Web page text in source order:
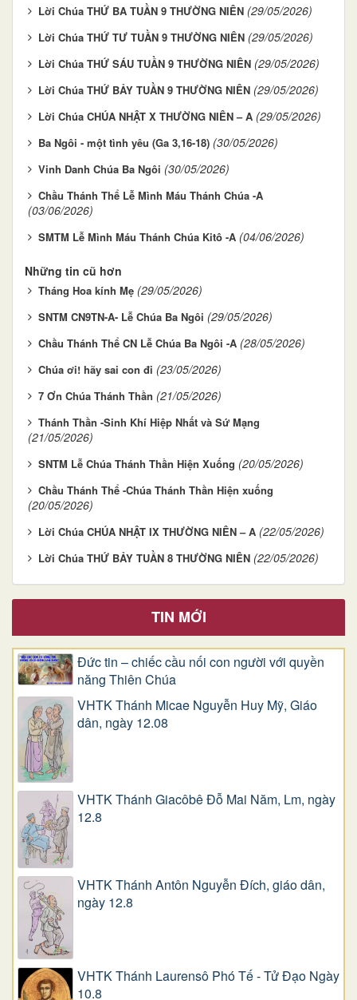
Lời Chúa THỨ BA TUẦN 9 THƯỜNG NIÊN (29/05/2026)
Lời Chúa THỨ TƯ TUẦN 9 THƯỜNG NIÊN (29/05/2026)
Lời Chúa THỨ SÁU TUẦN 9 THƯỜNG NIÊN (29/05/2026)
Lời Chúa THỨ BẢY TUẦN 9 THƯỜNG NIÊN (29/05/2026)
Lời Chúa CHÚA NHẬT X THƯỜNG NIÊN – A (29/05/2026)
Ba Ngôi - một tình yêu (Ga 3,16-18) (30/05/2026)
Vinh Danh Chúa Ba Ngôi (30/05/2026)
Chầu Thánh Thể Lễ Mình Máu Thánh Chúa -A
(03/06/2026)
SMTM Lễ Mình Máu Thánh Chúa Kitô -A (04/06/2026)
Những tin cũ hơn
Tháng Hoa kính Mẹ (29/05/2026)
SNTM CN9TN-A- Lễ Chúa Ba Ngôi (29/05/2026)
Chầu Thánh Thể CN Lễ Chúa Ba Ngôi -A (28/05/2026)
Chúa ơi! hãy sai con đi (23/05/2026)
7 Ơn Chúa Thánh Thần (21/05/2026)
Thánh Thần -Sinh Khí Hiệp Nhất và Sứ Mạng
(21/05/2026)
SNTM Lễ Chúa Thánh Thần Hiện Xuống (20/05/2026)
Chầu Thánh Thể -Chúa Thánh Thần Hiện xuống
(20/05/2026)
Lời Chúa CHÚA NHẬT IX THƯỜNG NIÊN – A (22/05/2026)
Lời Chúa THỨ BẢY TUẦN 8 THƯỜNG NIÊN (22/05/2026)
TIN MỚI
Đức tin – chiếc cầu nối con người với quyền
năng Thiên Chúa
VHTK Thánh Micae Nguyễn Huy Mỹ, Giáo
dân, ngày 12.08
VHTK Thánh Giacôbê Ðỗ Mai Năm, Lm, ngày
12.8
VHTK Thánh Antôn Nguyễn Ðích, giáo dân,
ngày 12.8
VHTK Thánh Laurensô Phó Tế - Tử Đạo Ngày
10.8